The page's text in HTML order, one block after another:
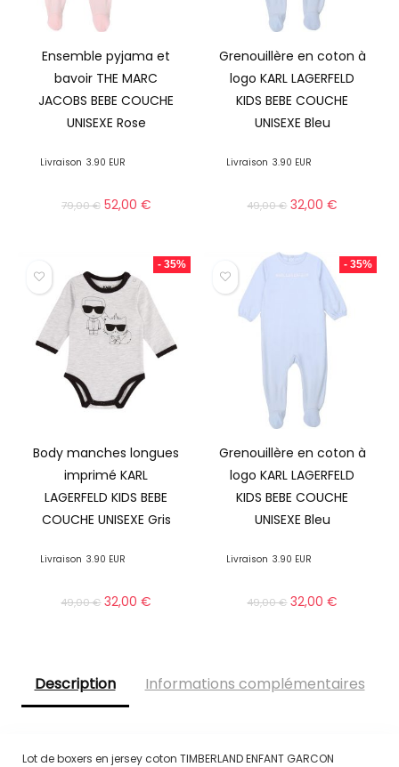
Ensemble pyjama et
bavoir THE MARC
JACOBS BEBE COUCHE
UNISEXE Rose
Livraison 3.90 EUR
79,00€ 52,00 €
Grenouillère en coton à
logo KARL LAGERFELD
KIDS BEBE COUCHE
UNISEXE Bleu
Livraison 3.90 EUR
49,00€ 32,00€
- 35%
Body manches longues
imprimé KARL
LAGERFELD KIDS BEBE
COUCHE UNISEXE Gris
Livraison 3.90 EUR
49,00€ 32,00€
- 35%
Grenouillère en coton à
logo KARL LAGERFELD
KIDS BEBE COUCHE
UNISEXE Bleu
Livraison 3.90 EUR
49,00€ 32,00€
Description Informations complémentaires
Lot de boxers en jersey coton TIMBERLAND ENFANT GARCON